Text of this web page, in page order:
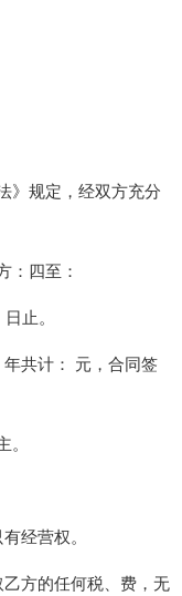
规定，经双方充分
四至：
止。
共计： 元，合同签
经营权。
方的任何税、费，无